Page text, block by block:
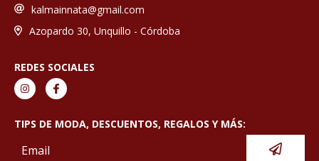
kalmainnata@gmail.com
Azopardo 30, Unquillo - Córdoba
REDES SOCIALES
TIPS DE MODA, DESCUENTOS, REGALOS Y MÁS: